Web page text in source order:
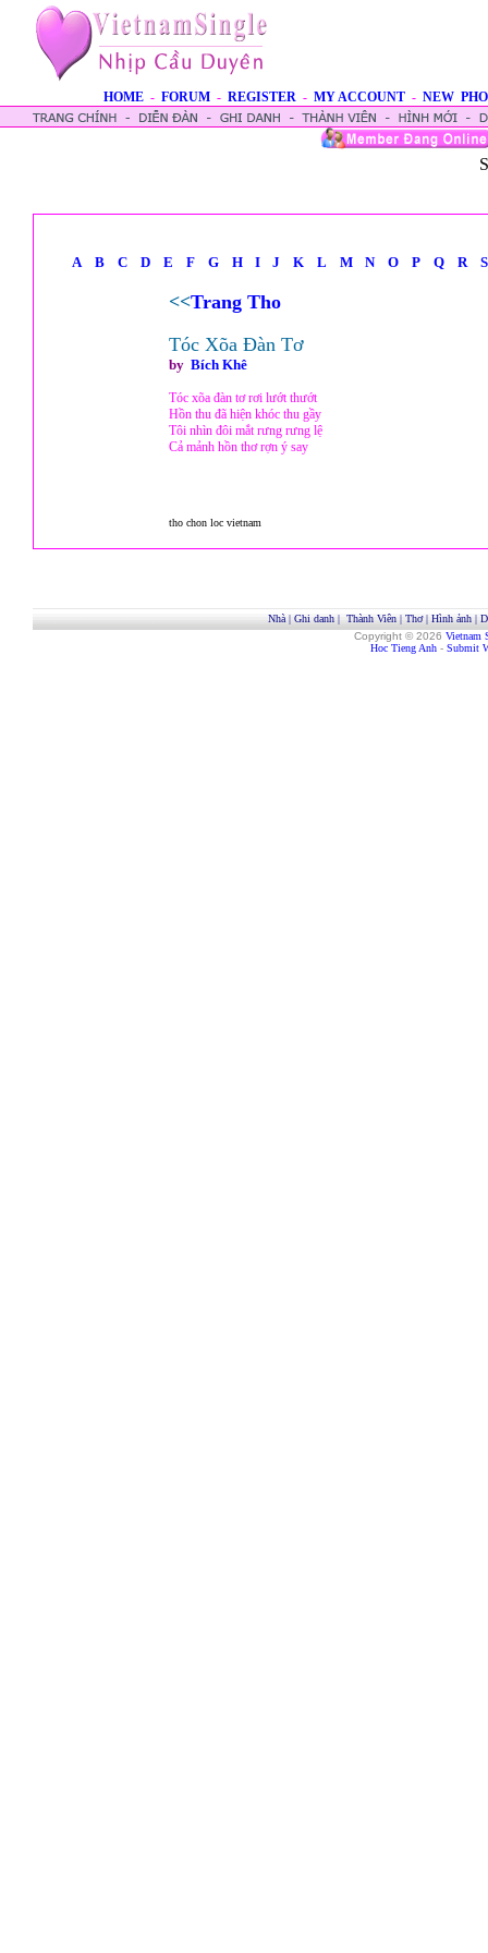
HOME - FORUM - REGISTER - MY ACCOUNT - NEW
A B C D E F G H I J K L M N O P Q R S
<<Trang Tho
Tóc Xõa Đàn Tơ
by Bích Khê
Tóc xõa đàn tơ rơi lướt thướt
Hồn thu đã hiện khóc thu gầy
Tôi nhìn đôi mắt rưng rưng lệ
Cả mảnh hồn thơ rợn ý say
tho chon loc vietnam
Nhà| Ghi danh| Thành Viên| Thơ| Hình ảnh|
Copyright © 2026 Vietnam
Hoc Tieng Anh - Submit